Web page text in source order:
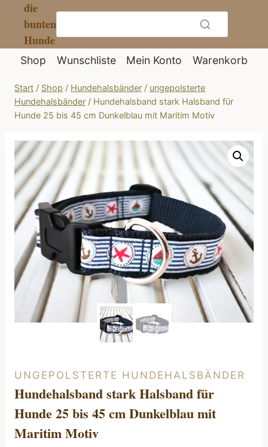
Inhalt
springen
die
bunten
Hunde
Shop Wunschliste Mein Konto Warenkorb
Start / Shop / Hundehalsbänder / ungepolsterte
Hundehalsbänder / Hundehalsband stark Halsband für
Hunde 25 bis 45 cm Dunkelblau mit Maritim Motiv
UNGEPOLSTERTE HUNDEHALSBÄNDER
Hundehalsband stark Halsband für
Hunde 25 bis 45 cm Dunkelblau mit
Maritim Motiv